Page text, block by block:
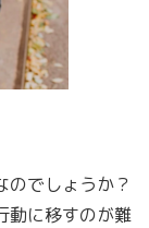
のでしょうか？
動に移すのが難